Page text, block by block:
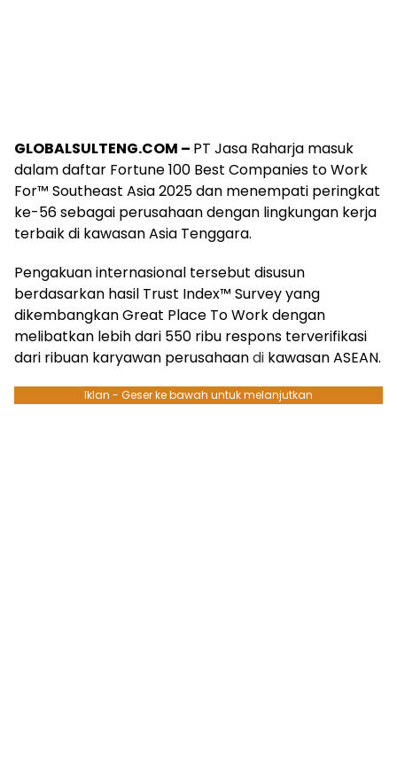
GLOBALSULTENG.COM – PT Jasa Raharja masuk
dalam daftar Fortune 100 Best Companies to Work
For™ Southeast Asia 2025 dan menempati peringkat
ke-56 sebagai perusahaan dengan lingkungan kerja
terbaik di kawasan Asia Tenggara.
Pengakuan internasional tersebut disusun
berdasarkan hasil Trust Index™ Survey yang
dikembangkan Great Place To Work dengan
melibatkan lebih dari 550 ribu respons terverifikasi
dari ribuan karyawan perusahaandi kawasan ASEAN.
Iklan - Geser ke bawah untuk melanjutkan